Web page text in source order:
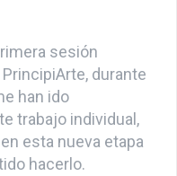
sesión
durante
han ido
trabajo individual,
esta nueva etapa
hacerlo.